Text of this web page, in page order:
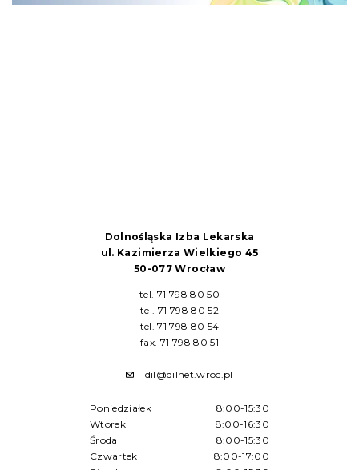
Dolnośląska Izba Lekarska
ul. Kazimierza Wielkiego 45
50-077 Wrocław
tel. 71 798 80 50
tel. 71 798 80 52
tel. 71 798 80 54
fax. 71 798 80 51
dil@dilnet.wroc.pl
Poniedziałek
8:00-15:30
Wtorek
8:00-16:30
Środa
8:00-15:30
Czwartek
8:00-17:00